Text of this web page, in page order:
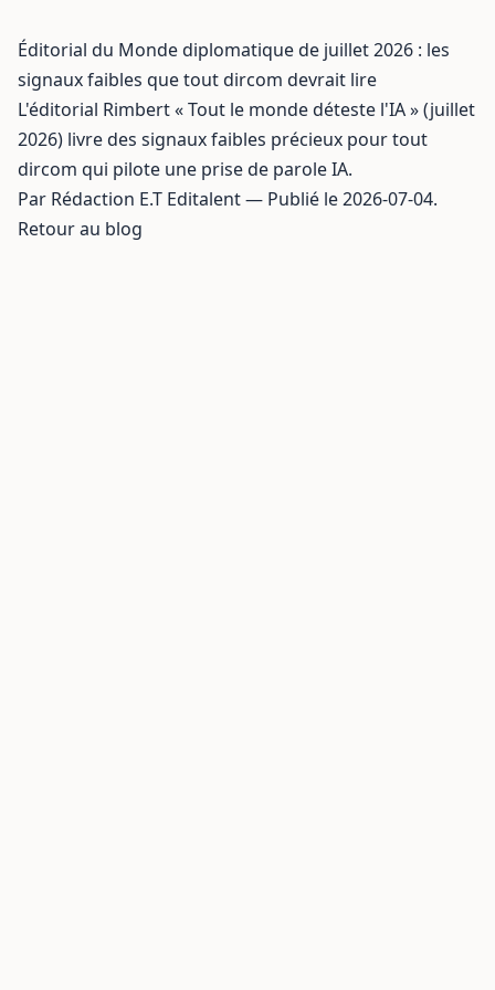
Éditorial du Monde diplomatique de juillet 2026 : les
signaux faibles que tout dircom devrait lire
L'éditorial Rimbert « Tout le monde déteste l'IA » (juillet
2026) livre des signaux faibles précieux pour tout
dircom qui pilote une prise de parole IA.
Par Rédaction E.T Editalent — Publié le 2026-07-04.
Retour au blog